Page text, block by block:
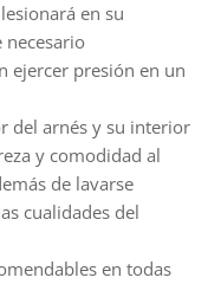
en su
necesario
ejercer presión en un
del arnés y su interior
y comodidad al
de lavarse
cualidades del
en todas